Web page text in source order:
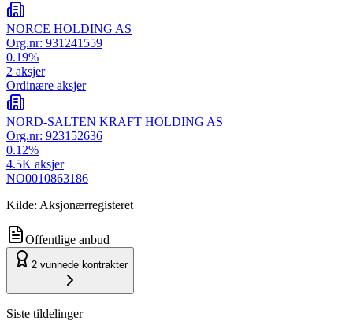
NORCE HOLDING AS
Org.nr: 931241559
0.19%
2 aksjer
Ordinære aksjer
NORD-SALTEN KRAFT HOLDING AS
Org.nr: 923152636
0.12%
4.5K aksjer
NO0010863186
Kilde: Aksjonærregisteret
Offentlige anbud
2 vunnede kontrakter
Siste tildelinger